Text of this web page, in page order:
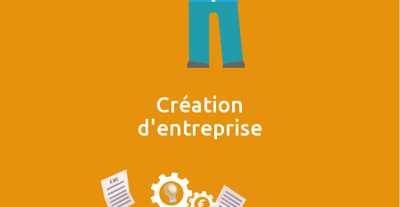
Création
d'entreprise